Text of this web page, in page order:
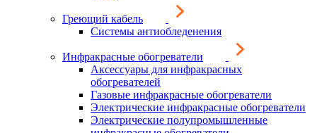
Греющий кабель
Системы антиобледенения
Инфракрасные обогреватели
Аксессуары для инфракрасных
обогревателей
Газовые инфракрасные обогреватели
Электрические инфракрасные обогреватели
Электрические полупромышленные